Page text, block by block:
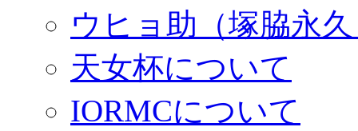
ウヒョ助（塚脇永
天女杯について
IORMCについて